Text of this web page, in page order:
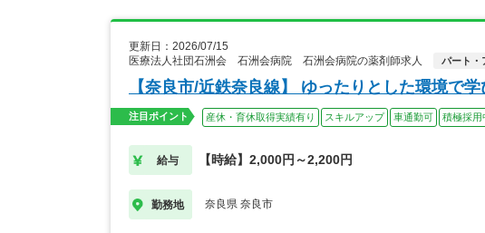
更新日：2026/07/15
医療法人社団石洲会 石洲会病院 石洲会病院の薬剤師求人
パート・
【奈良市/近鉄奈良線】 ゆったりとした環境で
注目ポイント 産休・育休取得実績有り スキルアップ 車通勤可 積極採用
給与 【時給】2,000円～2,200円
勤務地 奈良県 奈良市